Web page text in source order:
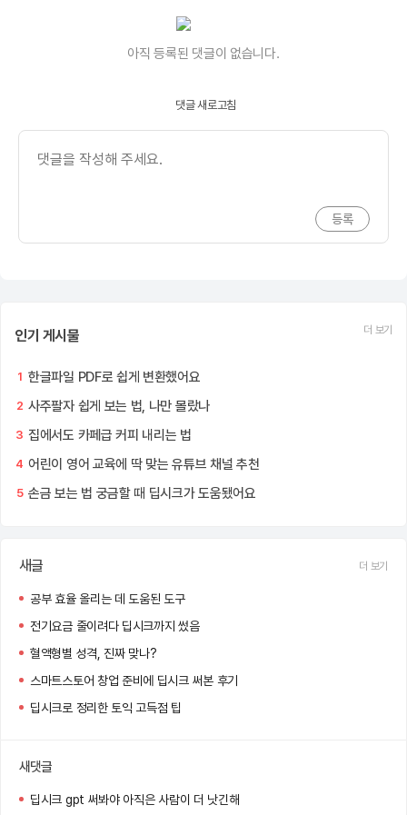
아직 등록된 댓글이 없습니다.
댓글 새로고침
인기 게시물 더 보기
1 한글파일 PDF로 쉽게 변환했어요
2 사주팔자 쉽게 보는 법, 나만 몰랐나
3 집에서도 카페급 커피 내리는 법
4 어린이 영어 교육에 딱 맞는 유튜브 채널 추천
5 손금 보는 법 궁금할 때 딥시크가 도움됐어요
새글 더 보기
공부 효율 올리는 데 도움된 도구
전기요금 줄이려다 딥시크까지 썼음
혈액형별 성격, 진짜 맞나?
스마트스토어 창업 준비에 딥시크 써본 후기
딥시크로 정리한 토익 고득점 팁
새댓글
딥시크 gpt 써봐야 아직은 사람이 더 낫긴해